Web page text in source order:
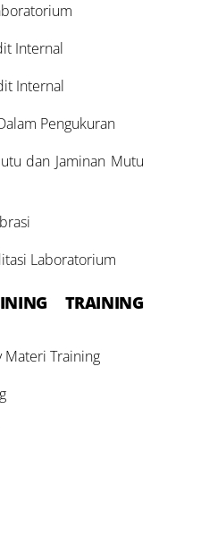
Internal
Internal
Pengukuran
dan Jaminan Mutu
Laboratorium
TRAINING
Materi Training